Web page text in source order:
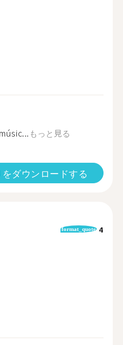
もっと見る
ダウンロードする
format_quote 4